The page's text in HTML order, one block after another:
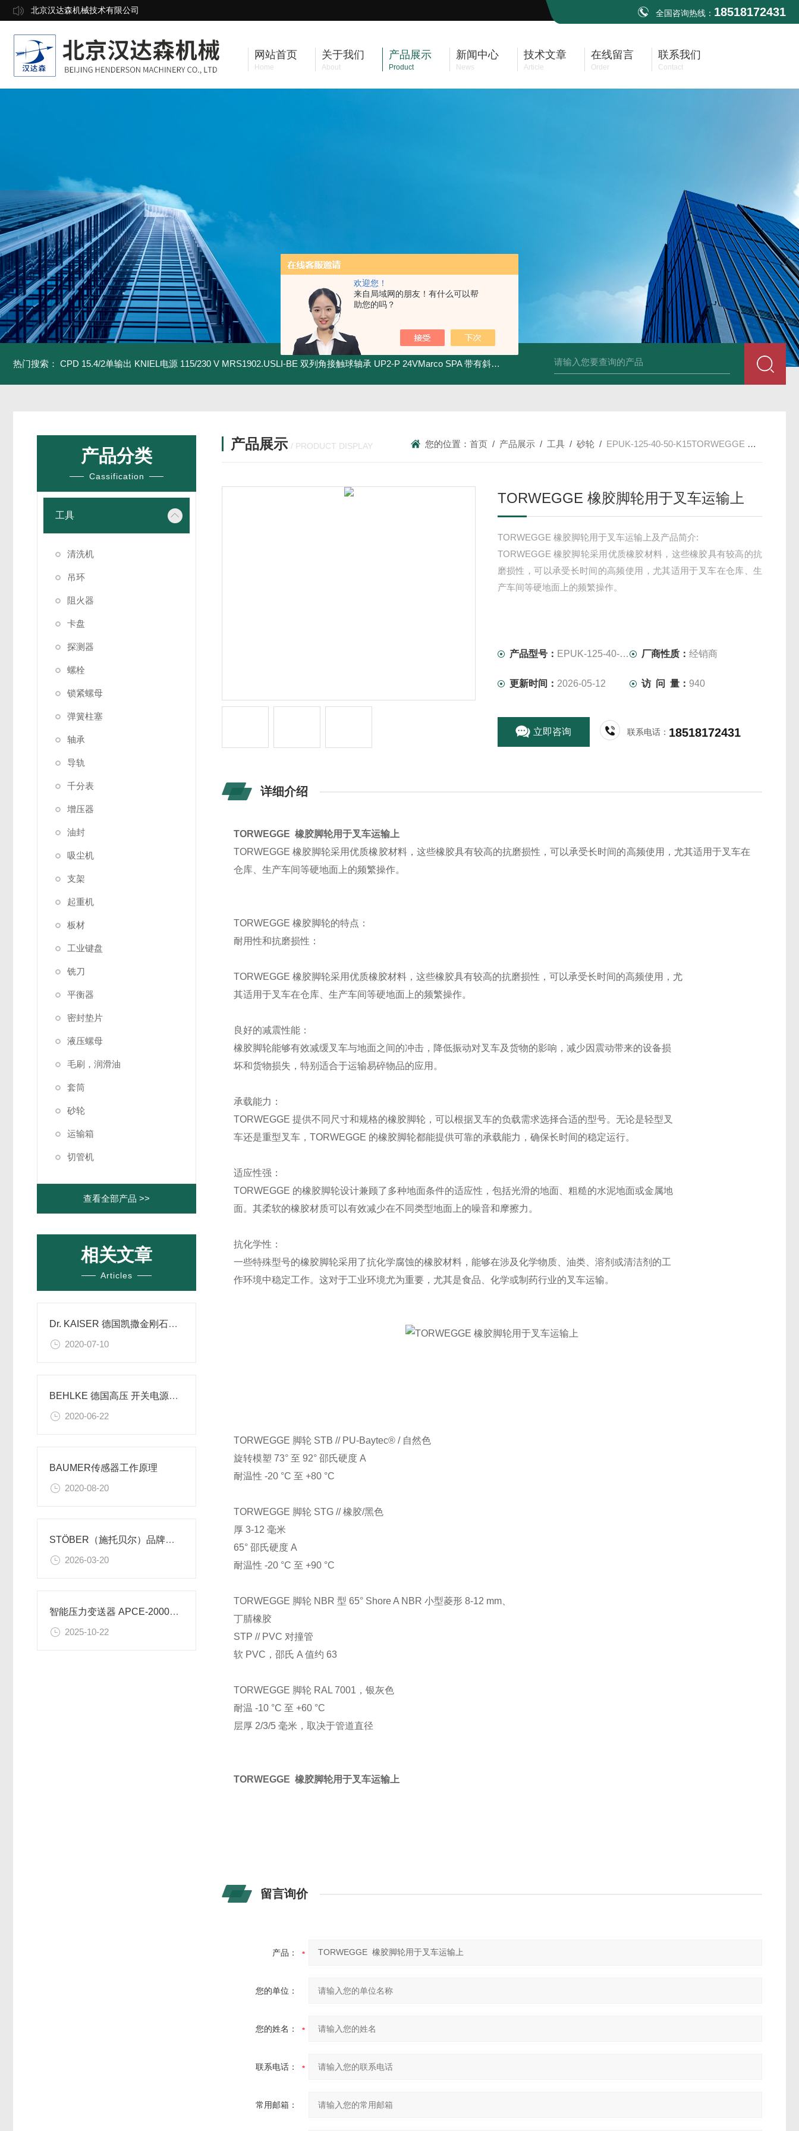
欢迎您！
来自局域网的朋友！有什么可以帮
助您的吗？
北京汉达森机械技术有限公司 全国咨询热线： 18518172431
网站首页
Home
关于我们
About
产品展示
Product
新闻中心
News
技术文章
Article
在线留言
Order
联系我们
Contact
热门搜索： CPD 15.4/2单输出 KNIEL电源 115/230 V MRS1902.USLI-BE 双列角接触球轴承 UP2-P 24VMarco SPA 带有斜齿轮青铜润滑油泵 UP2-P 24VMarco SPA带有螺旋青铜齿轮的自吸电动泵
产品分类
Cassification
工具
清洗机
吊环
阻火器
卡盘
探测器
螺栓
锁紧螺母
弹簧柱塞
轴承
导轨
千分表
增压器
油封
吸尘机
支架
起重机
板材
工业键盘
铣刀
平衡器
密封垫片
液压螺母
毛刷，润滑油
套筒
砂轮
运输箱
切管机
查看全部产品 >>
相关文章
Articles
Dr. KAISER 德国凯撒金刚石模具
2020-07-10
BEHLKE 德国高压 开关电源的工作原理
2020-06-22
BAUMER传感器工作原理
2020-08-20
STÖBER（施托贝尔）品牌介绍
2026-03-20
智能压力变送器 APCE-2000的安装
2025-10-22
产品展示 / PRODUCT DISPLAY 您的位置：首页 / 产品展示 / 工具 /砂轮 / EPUK-125-40-50-K15TORWEGGE 橡胶脚轮用于叉车运输上
TORWEGGE 橡胶脚轮用于叉车运输上
TORWEGGE 橡胶脚轮用于叉车运输上及产品简介:
TORWEGGE 橡胶脚轮采用优质橡胶材料，这些橡胶具有较高的抗
磨损性，可以承受长时间的高频使用，尤其适用于叉车在仓库、生
产车间等硬地面上的频繁操作。
产品型号： EPUK-125-40-50-K15 厂商性质：经销商
更新时间： 2026-05-12 访 问 量： 940
立即咨询 联系电话： 18518172431
详细介绍
TORWEGGE 橡胶脚轮用于叉车运输上
TORWEGGE 橡胶脚轮采用优质橡胶材料，这些橡胶具有较高的抗磨损性，可以承受长时间的高频使用，尤其适用于叉车在
仓库、生产车间等硬地面上的频繁操作。
TORWEGGE 橡胶脚轮的特点：
耐用性和抗磨损性：
TORWEGGE 橡胶脚轮采用优质橡胶材料，这些橡胶具有较高的抗磨损性，可以承受长时间的高频使用，尤
其适用于叉车在仓库、生产车间等硬地面上的频繁操作。
良好的减震性能：
橡胶脚轮能够有效减缓叉车与地面之间的冲击，降低振动对叉车及货物的影响，减少因震动带来的设备损
坏和货物损失，特别适合于运输易碎物品的应用。
承载能力：
TORWEGGE 提供不同尺寸和规格的橡胶脚轮，可以根据叉车的负载需求选择合适的型号。无论是轻型叉
车还是重型叉车，TORWEGGE 的橡胶脚轮都能提供可靠的承载能力，确保长时间的稳定运行。
适应性强：
TORWEGGE 的橡胶脚轮设计兼顾了多种地面条件的适应性，包括光滑的地面、粗糙的水泥地面或金属地
面。其柔软的橡胶材质可以有效减少在不同类型地面上的噪音和摩擦力。
抗化学性：
一些特殊型号的橡胶脚轮采用了抗化学腐蚀的橡胶材料，能够在涉及化学物质、油类、溶剂或清洁剂的工
作环境中稳定工作。这对于工业环境尤为重要，尤其是食品、化学或制药行业的叉车运输。
TORWEGGE 脚轮 STB // PU-Baytec® / 自然色
旋转模塑 73° 至 92° 邵氏硬度 A
耐温性 -20 °C 至 +80 °C
TORWEGGE 脚轮 STG // 橡胶/黑色
厚 3-12 毫米
65° 邵氏硬度 A
耐温性 -20 °C 至 +90 °C
TORWEGGE 脚轮 NBR 型 65° Shore A NBR 小型菱形 8-12 mm、
丁腈橡胶
STP // PVC 对撞管
软 PVC，邵氏 A 值约 63
TORWEGGE 脚轮 RAL 7001，银灰色
耐温 -10 °C 至 +60 °C
层厚 2/3/5 毫米，取决于管道直径
TORWEGGE 橡胶脚轮用于叉车运输上
留言询价
产品：
您的单位：
您的姓名：
联系电话：
常用邮箱：